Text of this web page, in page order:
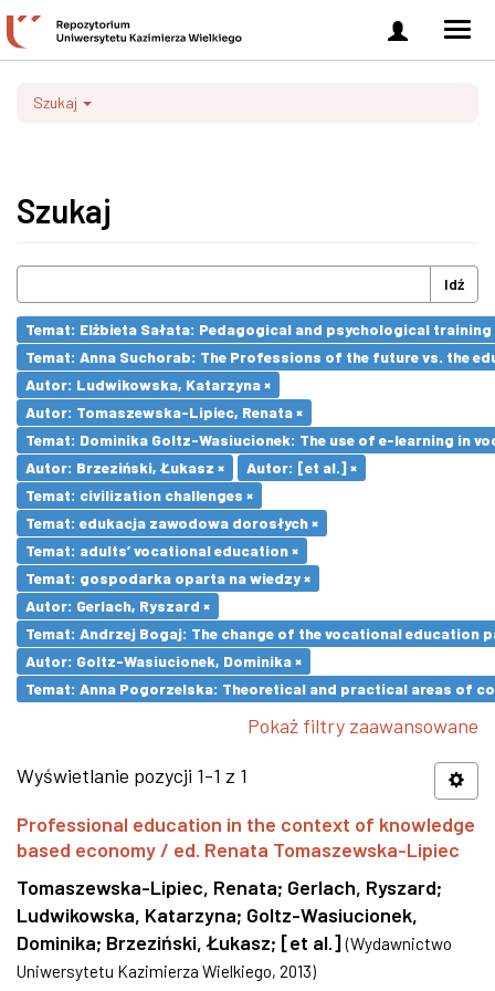
Zaloguj
się
Szukaj
Szukaj
Idź
Temat: Elżbieta Sałata: Pedagogical and psychological
Temat: Anna Suchorab: The Professions of the future vs. the
Autor: Ludwikowska, Katarzyna ×
Autor: Tomaszewska-Lipiec, Renata ×
Temat: Dominika Goltz-Wasiucionek: The use of e-learning in
Autor: Brzeziński, Łukasz ×
Autor: [et al.] ×
Temat: civilization challenges ×
Temat: edukacja zawodowa dorosłych ×
Temat: adults’ vocational education ×
Temat: gospodarka oparta na wiedzy ×
Autor: Gerlach, Ryszard ×
Temat: Andrzej Bogaj: The change of the vocational education
Autor: Goltz-Wasiucionek, Dominika ×
Temat: Anna Pogorzelska: Theoretical and practical areas of
Pokaż filtry zaawansowane
Wyświetlanie pozycji 1-1 z 1
Professional education in the context of knowledge
based economy / ed. Renata Tomaszewska-Lipiec
Tomaszewska-Lipiec, Renata; Gerlach, Ryszard;
Ludwikowska, Katarzyna; Goltz-Wasiucionek,
Dominika; Brzeziński, Łukasz; [et al.] (Wydawnictwo
Uniwersytetu Kazimierza Wielkiego, 2013)